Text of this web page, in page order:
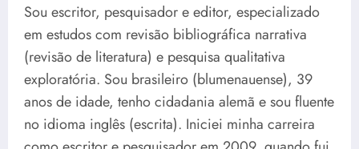
Sou escritor, pesquisador e editor, especializado
em estudos com revisão bibliográfica narrativa
(revisão de literatura) e pesquisa qualitativa
exploratória. Sou brasileiro (blumenauense), 39
anos de idade, tenho cidadania alemã e sou fluente
no idioma inglês (escrita). Iniciei minha carreira